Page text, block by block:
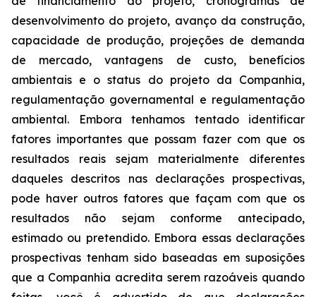
desenvolvimento do projeto, avanço da construção,
capacidade de produção, projeções de demanda
de mercado, vantagens de custo, benefícios
ambientais e o status do projeto da Companhia,
regulamentação governamental e regulamentação
ambiental. Embora tenhamos tentado identificar
fatores importantes que possam fazer com que os
resultados reais sejam materialmente diferentes
daqueles descritos nas declarações prospectivas,
pode haver outros fatores que façam com que os
resultados não sejam conforme antecipado,
estimado ou pretendido. Embora essas declarações
prospectivas tenham sido baseadas em suposições
que a Companhia acredita serem razoáveis quando